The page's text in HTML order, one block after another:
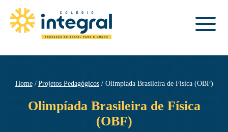
Home Projetos Pedagógicos Olimpíada Brasileira de Física (OBF)
Olimpíada Brasileira de Física
(OBF)